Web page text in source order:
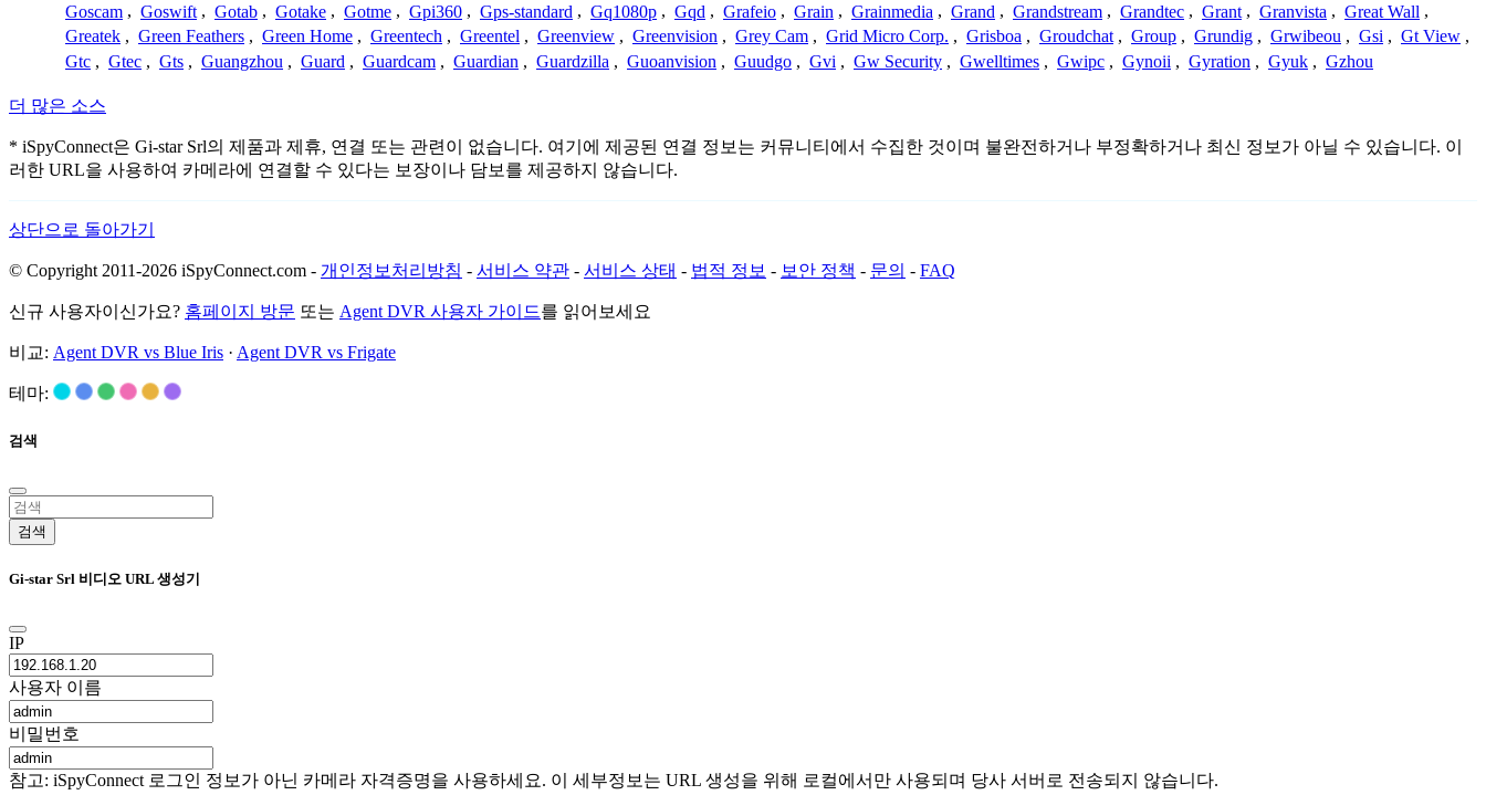
Goscam , Goswift , Gotab , Gotake , Gotme , Gpi360 , Gps-standard , Gq1080p , Gqd , Grafeio , Grain , Grainmedia , Grand , Grandstream , Grandtec , Grant , Granvista , Great Wall ,
Greatek , Green Feathers , Green Home , Greentech , Greentel , Greenview , Greenvision , Grey Cam , Grid Micro Corp. , Grisboa , Groudchat , Group , Grundig , Grwibeou , Gsi , Gt View ,
Gtc , Gtec , Gts , Guangzhou , Guard , Guardcam , Guardian , Guardzilla , Guoanvision , Guudgo , Gvi , Gw Security , Gwelltimes , Gwipc , Gynoii , Gyration , Gyuk , Gzhou
더 많은 소스
* iSpyConnect은 Gi-star Srl의 제품과 제휴, 연결 또는 관련이 없습니다. 여기에 제공된 연결 정보는 커뮤니티에서 수집한 것이며 불완전하거나 부정확하거나 최신 정보가 아닐 수 있습니다. 이
러한 URL을 사용하여 카메라에 연결할 수 있다는 보장이나 담보를 제공하지 않습니다.
상단으로 돌아가기
© Copyright 2011-2026 iSpyConnect.com - 개인정보처리방침 - 서비스 약관 - 서비스 상태 - 법적 정보 - 보안 정책 - 문의 - FAQ
신규 사용자이신가요? 홈페이지 방문 또는 Agent DVR 사용자 가이드를 읽어보세요
비교: Agent DVR vs Blue Iris · Agent DVR vs Frigate
테마:
검색
검색
Gi-star Srl 비디오 URL 생성기
IP
사용자 이름
비밀번호
참고: iSpyConnect 로그인 정보가 아닌 카메라 자격증명을 사용하세요. 이 세부정보는 URL 생성을 위해 로컬에서만 사용되며 당사 서버로 전송되지 않습니다.